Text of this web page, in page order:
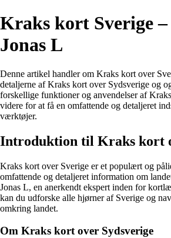
Kraks kort Sverige
Jonas L
Denne artikel handler om Kraks kort over
detaljerne af Kraks kort over Sydsverige og
forskellige funktioner og anvendelser af
videre for at få en omfattende og detaljeret
værktøjer.
Introduktion til Kraks kort
Kraks kort over Sverige er et populært og
omfattende og detaljeret information om
Jonas L, en anerkendt ekspert inden for
kan du udforske alle hjørner af Sverige og
omkring landet.
Om Kraks kort over Sydsverige